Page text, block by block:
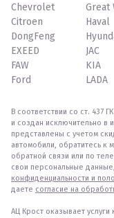
Chevrolet
Citroen
DongFeng
EXEED
FAW
Ford
Great
Haval
JAC
KIA
LADA
В соответствии со ст. 437
и создан исключительно в
представлены с учетом
автомобили, обратитесь
обратной связи или по
свои персональные
конфиденциальности и
даете согласие на
АЦ Крост оказывает